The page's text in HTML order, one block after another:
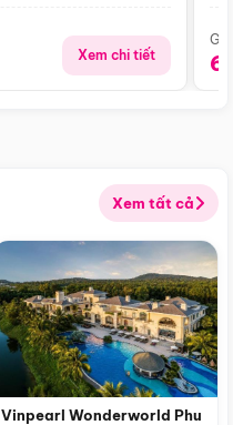
Xem chi tiết
Xem tất cả
Vinpearl Wonderworld Phu